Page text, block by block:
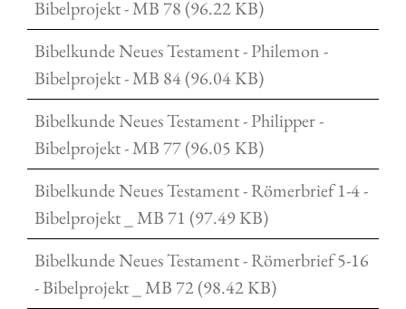
Bibelprojekt - MB 78 (96.22 KB)
Bibelkunde Neues Testament - Philemon -
Bibelprojekt - MB 84 (96.04 KB)
Bibelkunde Neues Testament - Philipper -
Bibelprojekt - MB 77 (96.05 KB)
Bibelkunde Neues Testament - Römerbrief 1-4 -
Bibelprojekt _ MB 71 (97.49 KB)
Bibelkunde Neues Testament - Römerbrief 5-16
- Bibelprojekt _ MB 72 (98.42 KB)